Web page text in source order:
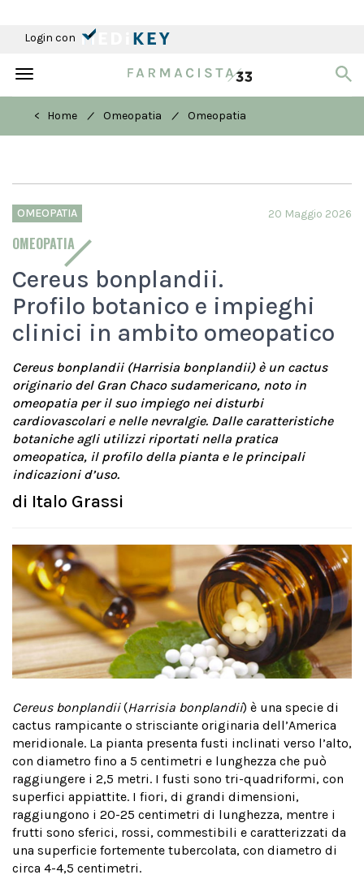
Login con
Toggle
< Home
/ Omeopatia / Omeopatia
OMEOPATIA
OMEOPATIA
20 Maggio 2026
Cereus bonplandii.
Profilo botanico e impieghi
clinici in ambito omeopatico
Cereus bonplandii (Harrisia bonplandii) è un cactus
originario del Gran Chaco sudamericano, noto in
omeopatia per il suo impiego nei disturbi
cardiovascolari e nelle nevralgie. Dalle caratteristiche
botaniche agli utilizzi riportati nella pratica
omeopatica, il profilo della pianta e le principali
indicazioni d’uso.
di Italo Grassi
Cereus bonplandii(Harrisia bonplandii) è una specie di
cactus rampicante o strisciante originaria dell’America
meridionale. La pianta presenta fusti inclinati verso l’alto,
con diametro fino a 5 centimetri e lunghezza che può
raggiungere i 2,5 metri. I fusti sono tri-quadriformi, con
superfici appiattite. I fiori, di grandi dimensioni,
raggiungono i 20-25 centimetri di lunghezza, mentre i
frutti sono sferici, rossi, commestibili e caratterizzati da
una superficie fortemente tubercolata, con diametro di
circa 4-4,5 centimetri.